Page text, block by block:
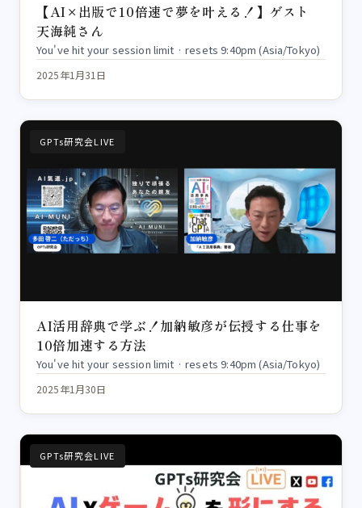
【AI×出版で10倍速で夢を叶える！】ゲスト
天海純さん
You've hit your session limit · resets 9:40pm (Asia/Tokyo)
2025年1月31日
GPTs研究会LIVE
AI活用辞典で学ぶ！加納敏彦が伝授する仕事を
10倍加速する方法
You've hit your session limit · resets 9:40pm (Asia/Tokyo)
2025年1月30日
GPTs研究会LIVE